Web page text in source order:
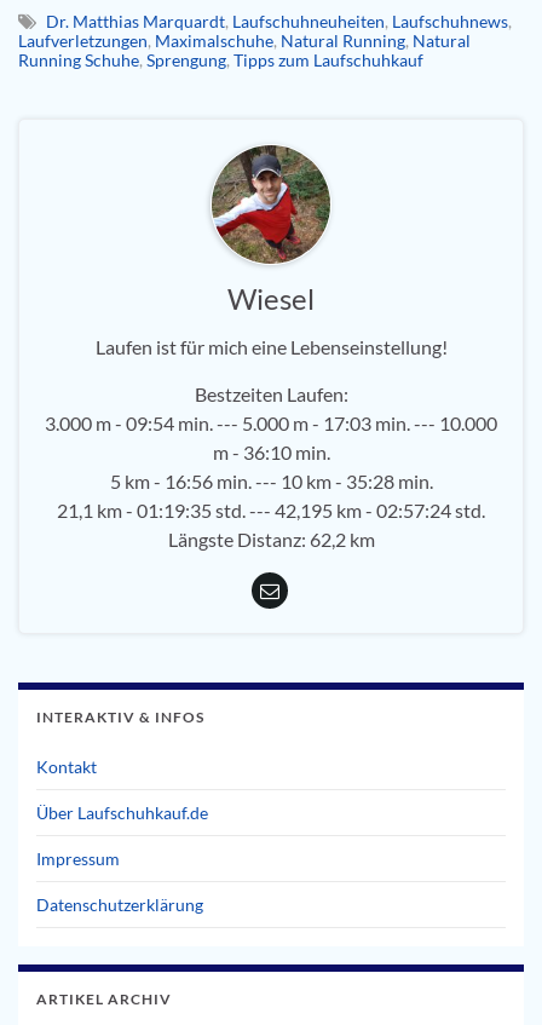
Dr. Matthias Marquardt, Laufschuhneuheiten, Laufschuhnews,
Laufverletzungen, Maximalschuhe, Natural Running, Natural
Running Schuhe, Sprengung, Tipps zum Laufschuhkauf
Wiesel
Laufen ist für mich eine Lebenseinstellung!
Bestzeiten Laufen:
3.000 m - 09:54 min. --- 5.000 m - 17:03 min. --- 10.000
m - 36:10 min.
5 km - 16:56 min. --- 10 km - 35:28 min.
21,1 km - 01:19:35 std. --- 42,195 km - 02:57:24 std.
Längste Distanz: 62,2 km
INTERAKTIV & INFOS
Kontakt
Über Laufschuhkauf.de
Impressum
Datenschutzerklärung
ARTIKEL ARCHIV